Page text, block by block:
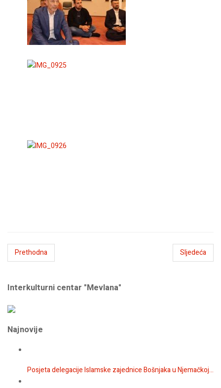
Prethodna Sljedeća
Interkulturni centar "Mevlana"
Najnovije
Posjeta delegacije Islamske zajednice Bošnjaka u Njemačkoj...